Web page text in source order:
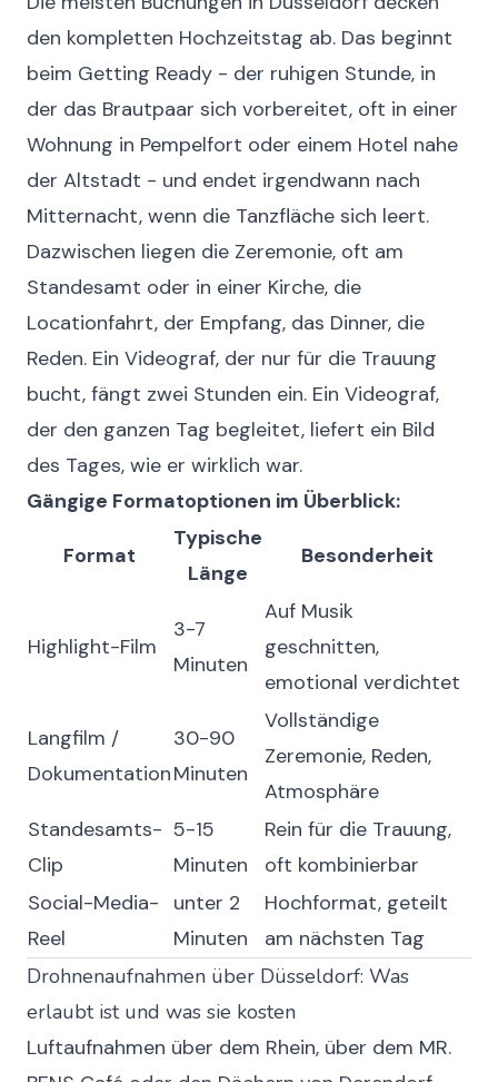
den kompletten Hochzeitstag ab. Das beginnt
beim Getting Ready - der ruhigen Stunde, in
der das Brautpaar sich vorbereitet, oft in einer
Wohnung in Pempelfort oder einem Hotel nahe
der Altstadt - und endet irgendwann nach
Mitternacht, wenn die Tanzfläche sich leert.
Dazwischen liegen die Zeremonie, oft am
Standesamt oder in einer Kirche, die
Locationfahrt, der Empfang, das Dinner, die
Reden. Ein Videograf, der nur für die Trauung
bucht, fängt zwei Stunden ein. Ein Videograf,
der den ganzen Tag begleitet, liefert ein Bild
des Tages, wie er wirklich war.
Gängige Formatoptionen im Überblick:
Format
Typische
Länge
Besonderheit
Highlight-Film
3-7
Minuten
Auf Musik
geschnitten,
emotional verdichtet
Langfilm /
Dokumentation
30-90
Minuten
Vollständige
Zeremonie, Reden,
Atmosphäre
Standesamts-
Clip
5-15
Minuten
Rein für die Trauung,
oft kombinierbar
Social-Media-
Reel
unter 2
Minuten
Hochformat, geteilt
am nächsten Tag
Drohnenaufnahmen über Düsseldorf: Was
erlaubt ist und was sie kosten
Luftaufnahmen über dem Rhein, über dem MR.